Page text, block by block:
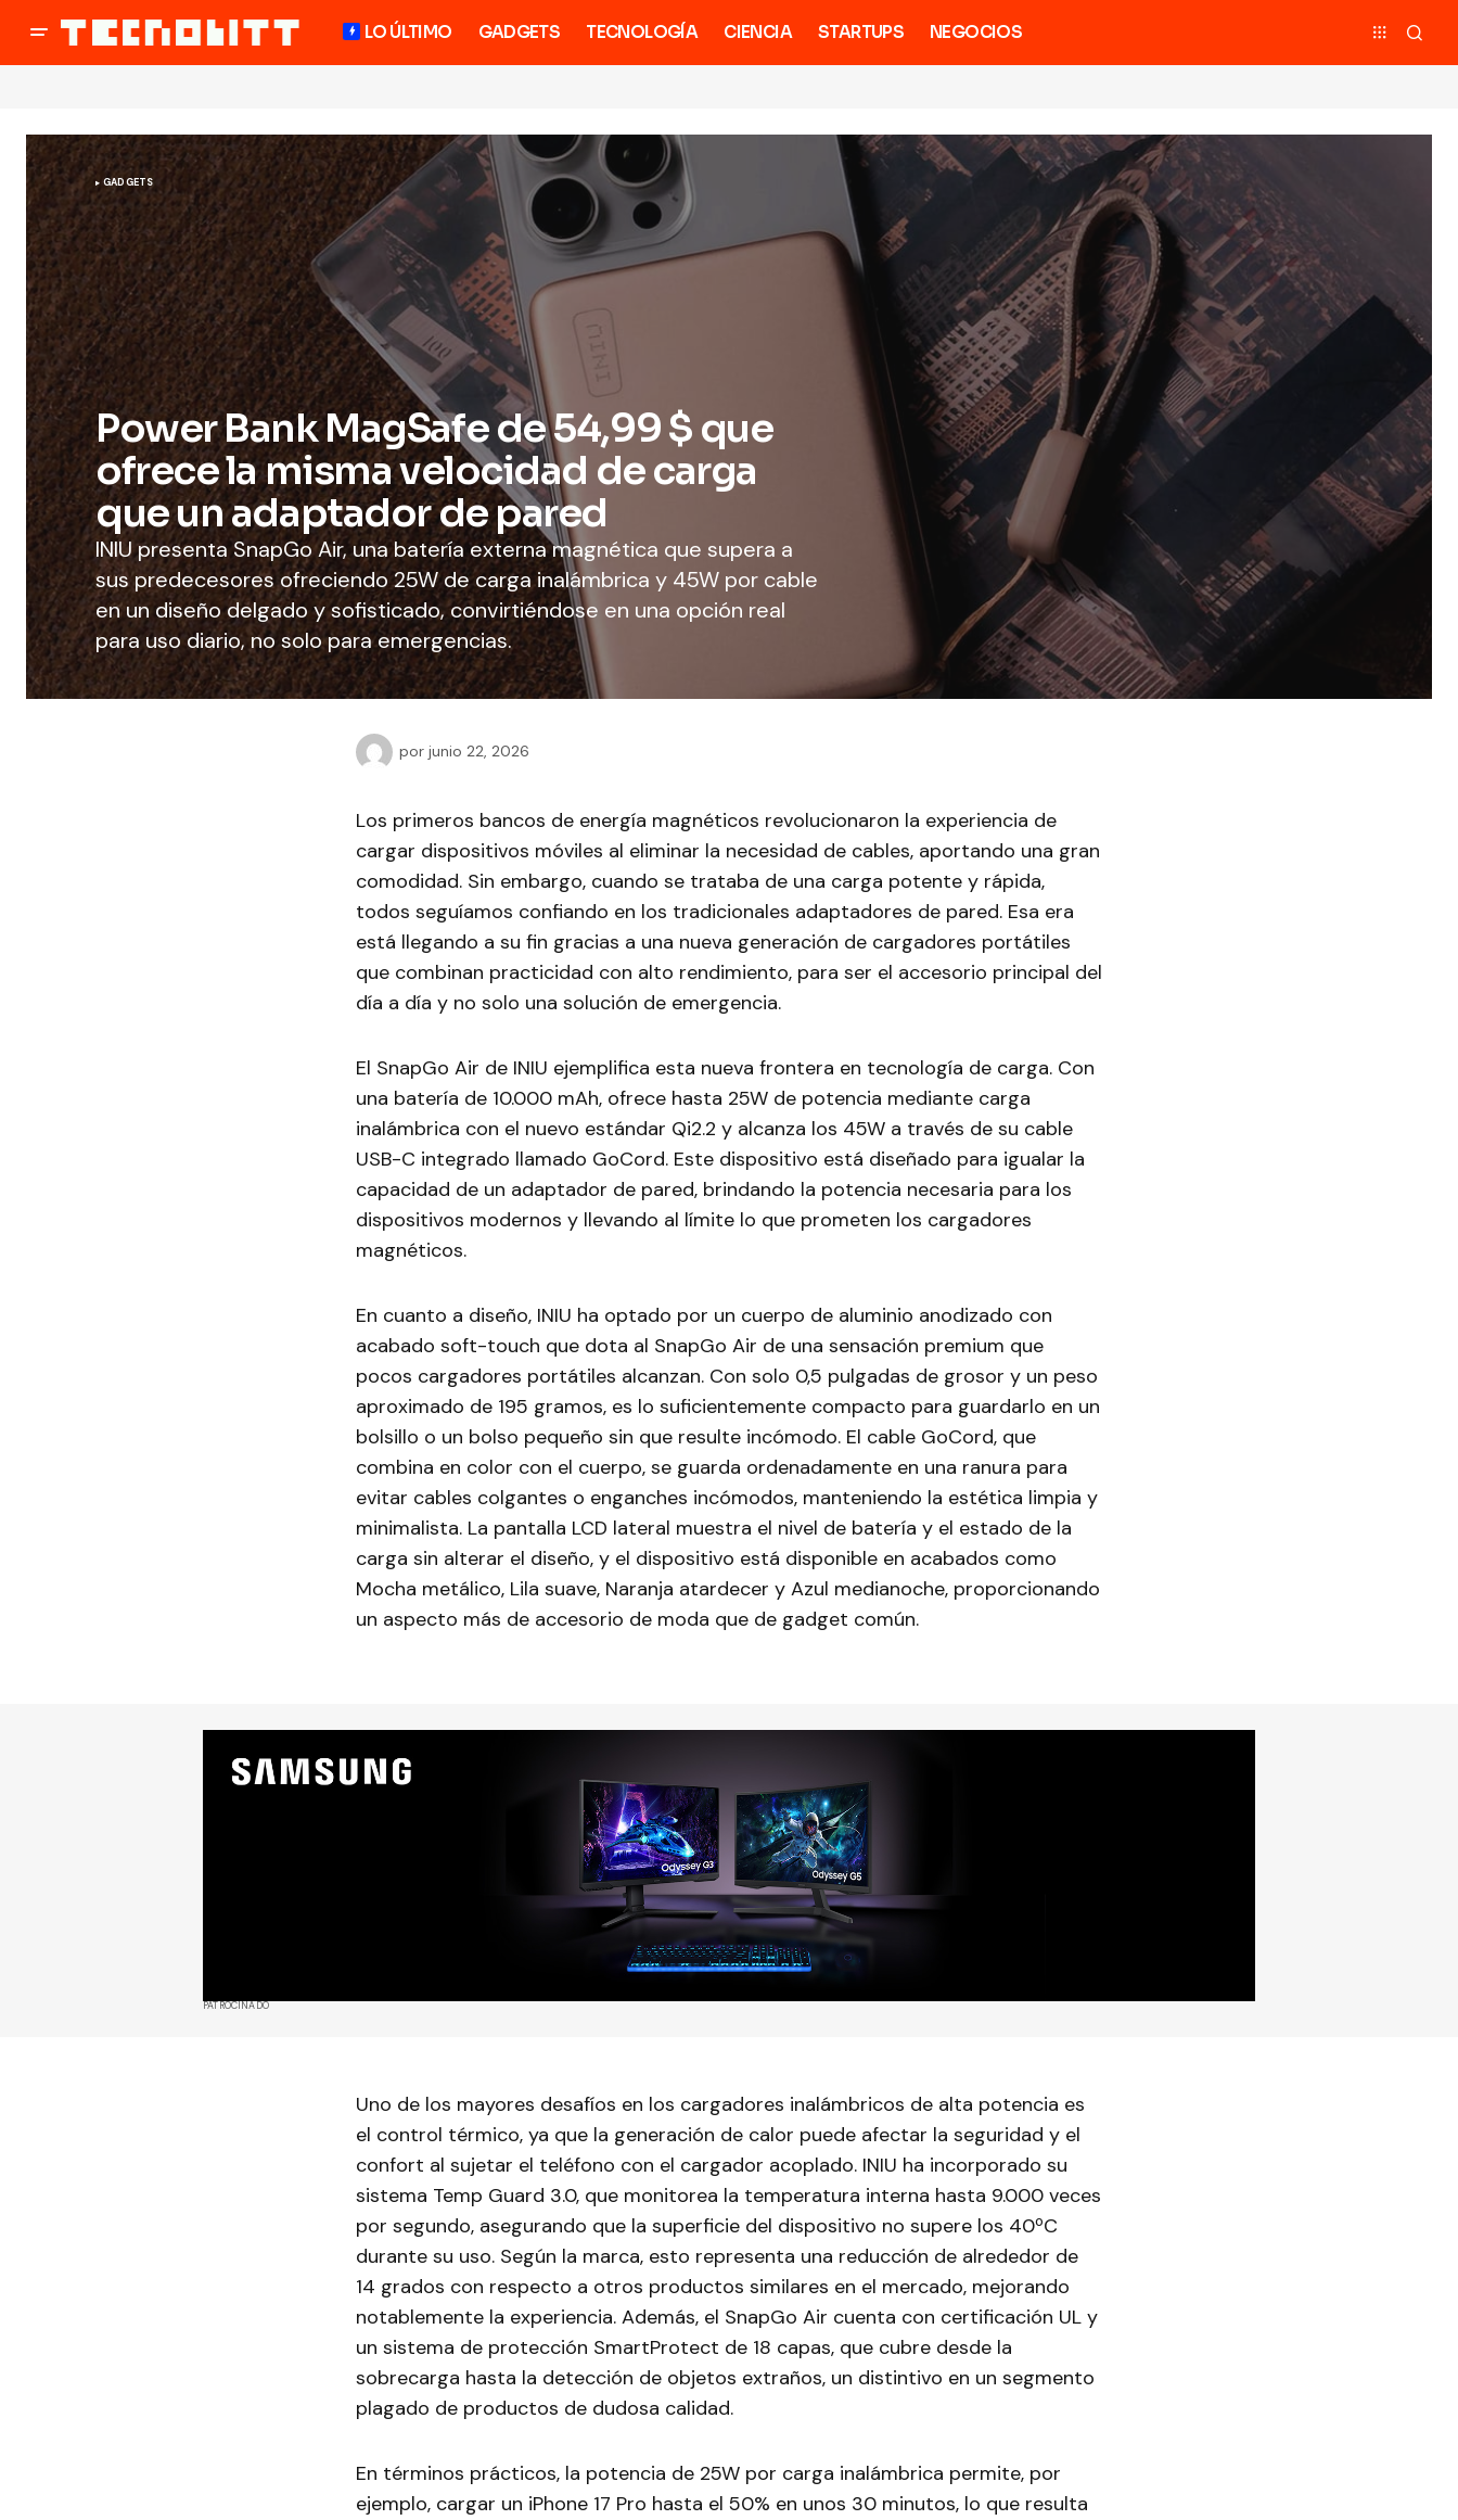
LO ÚLTIMO GADGETS TECNOLOGÍA CIENCIA STARTUPS NEGOCIOS
GADGETS
Power Bank MagSafe de 54,99 $ que
ofrece la misma velocidad de carga
que un adaptador de pared
INIU presenta SnapGo Air, una batería externa magnética que supera a
sus predecesores ofreciendo 25W de carga inalámbrica y 45W por cable
en un diseño delgado y sofisticado, convirtiéndose en una opción real
para uso diario, no solo para emergencias.
por junio 22, 2026
Los primeros bancos de energía magnéticos revolucionaron la experiencia de
cargar dispositivos móviles al eliminar la necesidad de cables, aportando una gran
comodidad. Sin embargo, cuando se trataba de una carga potente y rápida,
todos seguíamos confiando en los tradicionales adaptadores de pared. Esa era
está llegando a su fin gracias a una nueva generación de cargadores portátiles
que combinan practicidad con alto rendimiento, para ser el accesorio principal del
día a día y no solo una solución de emergencia.
El SnapGo Air de INIU ejemplifica esta nueva frontera en tecnología de carga. Con
una batería de 10.000 mAh, ofrece hasta 25W de potencia mediante carga
inalámbrica con el nuevo estándar Qi2.2 y alcanza los 45W a través de su cable
USB-C integrado llamado GoCord. Este dispositivo está diseñado para igualar la
capacidad de un adaptador de pared, brindando la potencia necesaria para los
dispositivos modernos y llevando al límite lo que prometen los cargadores
magnéticos.
En cuanto a diseño, INIU ha optado por un cuerpo de aluminio anodizado con
acabado soft-touch que dota al SnapGo Air de una sensación premium que
pocos cargadores portátiles alcanzan. Con solo 0,5 pulgadas de grosor y un peso
aproximado de 195 gramos, es lo suficientemente compacto para guardarlo en un
bolsillo o un bolso pequeño sin que resulte incómodo. El cable GoCord, que
combina en color con el cuerpo, se guarda ordenadamente en una ranura para
evitar cables colgantes o enganches incómodos, manteniendo la estética limpia y
minimalista. La pantalla LCD lateral muestra el nivel de batería y el estado de la
carga sin alterar el diseño, y el dispositivo está disponible en acabados como
Mocha metálico, Lila suave, Naranja atardecer y Azul medianoche, proporcionando
un aspecto más de accesorio de moda que de gadget común.
PATROCINADO
Uno de los mayores desafíos en los cargadores inalámbricos de alta potencia es
el control térmico, ya que la generación de calor puede afectar la seguridad y el
confort al sujetar el teléfono con el cargador acoplado. INIU ha incorporado su
sistema Temp Guard 3.0, que monitorea la temperatura interna hasta 9.000 veces
por segundo, asegurando que la superficie del dispositivo no supere los 40ºC
durante su uso. Según la marca, esto representa una reducción de alrededor de
14 grados con respecto a otros productos similares en el mercado, mejorando
notablemente la experiencia. Además, el SnapGo Air cuenta con certificación UL y
un sistema de protección SmartProtect de 18 capas, que cubre desde la
sobrecarga hasta la detección de objetos extraños, un distintivo en un segmento
plagado de productos de dudosa calidad.
En términos prácticos, la potencia de 25W por carga inalámbrica permite, por
ejemplo, cargar un iPhone 17 Pro hasta el 50% en unos 30 minutos, lo que resulta